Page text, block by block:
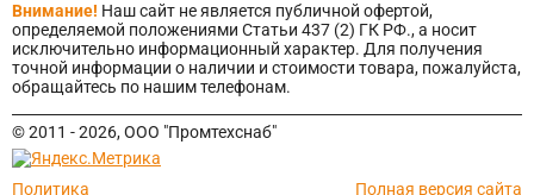
Внимание! Наш сайт не является публичной офертой,
определяемой положениями Статьи 437 (2) ГК РФ., а носит
исключительно информационный характер. Для получения
точной информации о наличии и стоимости товара, пожалуйста,
обращайтесь по нашим телефонам.
© 2011 - 2026, ООО "Промтехснаб"
Политика Полная версия сайта